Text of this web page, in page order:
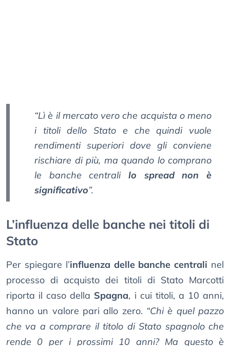
“Lì è il mercato vero che acquista o meno
i titoli dello Stato e che quindi vuole
rendimenti superiori dove gli conviene
rischiare di più, ma quando lo comprano
le banche centrali lo spread non è
significativo”.
L’influenza delle banche nei titoli di
Stato
Per spiegare l’influenza delle banche centrali nel
processo di acquisto dei titoli di Stato Marcotti
riporta il caso della Spagna, i cui titoli, a 10 anni,
hanno un valore pari allo zero. “Chi è quel pazzo
che va a comprare il titolo di Stato spagnolo che
rende 0 per i prossimi 10 anni? Ma questo è